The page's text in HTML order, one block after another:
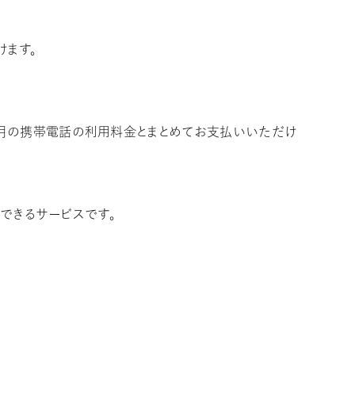
す。
の携帯電話の利用料金とまとめてお支払いいただけ
きるサービスです。